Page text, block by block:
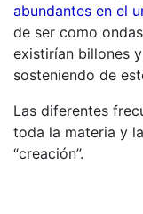
abundantes en el
de ser como
existirían billones
sosteniendo de
Las diferentes
toda la materia y
“creación”.